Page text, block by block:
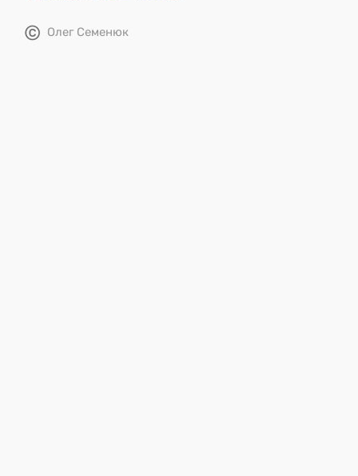
© Олег Семенюк